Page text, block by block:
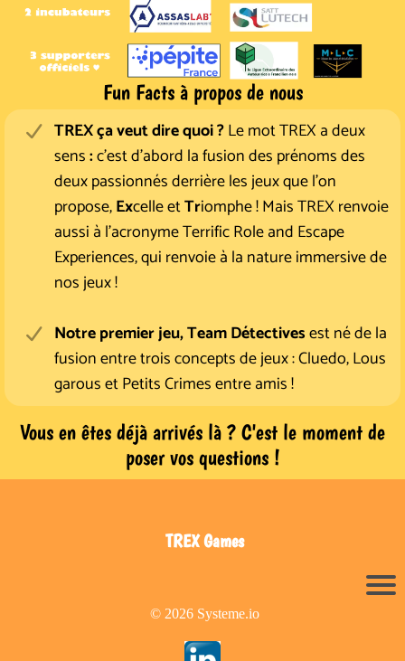
Fun Facts à propos de nous
TREX ça veut dire quoi ?Le mot TREX a deux
sens:c'est d'abord la fusion des prénoms des
deux passionnés derrière les jeux que l'on
propose,Excelle etTriomphe ! Mais TREX renvoie
aussi à l'acronyme Terrific Role and Escape
Experiences, qui renvoie à la nature immersive de
nos jeux !
Notre premier jeu, Team Détectivesest né de la
fusion entre trois concepts de jeux : Cluedo, Lous
garous et Petits Crimes entre amis !
Vous en êtes déjà arrivés là ? C'est le moment de
poser vos questions !
TREX Games
© 2026 Systeme.io